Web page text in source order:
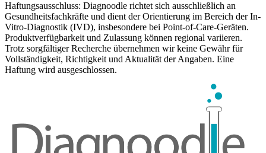
Haftungsausschluss: Diagnoodle richtet sich ausschließlich an
Gesundheitsfachkräfte und dient der Orientierung im Bereich der In-
Vitro-Diagnostik (IVD), insbesondere bei Point-of-Care-Geräten.
Produktverfügbarkeit und Zulassung können regional variieren.
Trotz sorgfältiger Recherche übernehmen wir keine Gewähr für
Vollständigkeit, Richtigkeit und Aktualität der Angaben. Eine
Haftung wird ausgeschlossen.